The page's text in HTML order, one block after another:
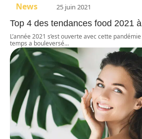
News 25 juin 2021
Top 4 des tendances food 2021
L’année 2021 s’est ouverte avec cette
temps a bouleversé…